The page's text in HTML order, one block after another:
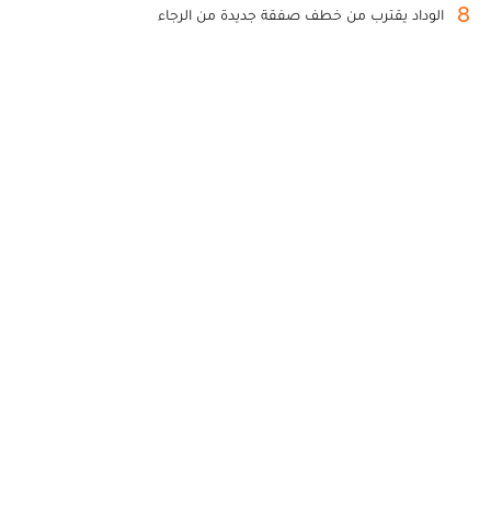
8 الوداد يقترب من خطف صفقة جديدة من الرجاء